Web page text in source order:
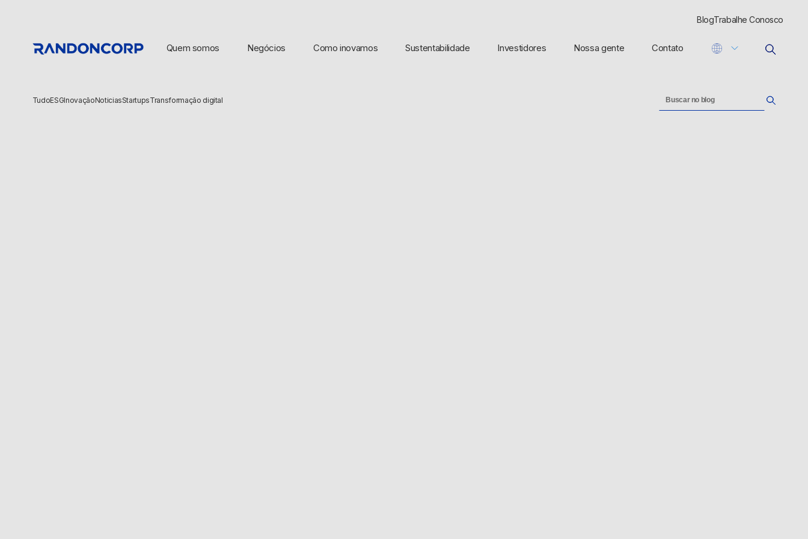
BlogTrabalhe Conosco
Quem somos Negócios Como inovamos Sustentabilidade Investidores Nossa gente Contato
TudoESGInovaçãoNoticiasStartupsTransformação digital